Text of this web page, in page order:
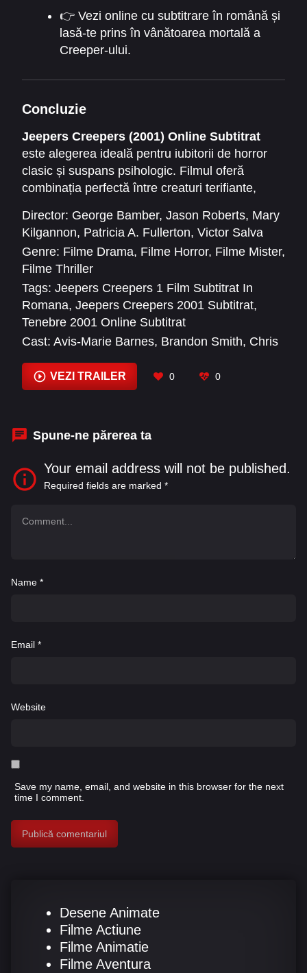
👉 Vezi online cu subtitrare în română și
lasă-te prins în vânătoarea mortală a
Creeper-ului.
Concluzie
Jeepers Creepers (2001) Online Subtitrat
este alegerea ideală pentru iubitorii de horror
clasic și suspans psihologic. Filmul oferă
combinația perfectă între creaturi terifiante,
Tenebre rămâne un punct de referință pentru
orice fan al genului, oferind frică autentică și
tensiune de la început până la final.
Director: George Bamber, Jason Roberts, Mary
Kilgannon, Patricia A. Fullerton, Victor Salva
Genre: Filme Drama, Filme Horror, Filme Mister,
Filme Thriller
Tags: Jeepers Creepers 1 Film Subtitrat In
Romana, Jeepers Creepers 2001 Subtitrat,
Tenebre 2001 Online Subtitrat
Cast: Avis-Marie Barnes, Brandon Smith, Chris
Jeffrey William Evans
Jon Beshara,
Breck, Justin Long, Kim Kahana
VEZI TRAILER 0 0
Spune-ne părerea ta
Your email address will not be published.
Required fields are marked *
Name *
Email *
Website
Save my name, email, and website in this browser for the next
time I comment.
Desene Animate
Filme Actiune
Filme Animatie
Filme Aventura